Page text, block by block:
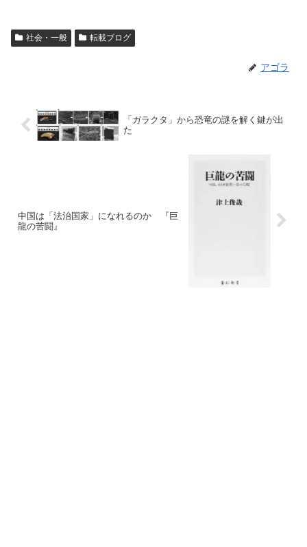
社会・一般 転載ブログ
アゴラ
「ガラクタ」から恐竜の謎を解く鍵が出
た
中国は「法治国家」になれるのか 『巨
龍の苦闘』